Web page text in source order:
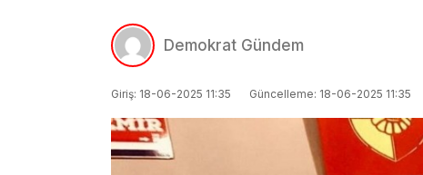
Demokrat Gündem
Giriş: 18-06-2025 11:35 Güncelleme: 18-06-2025 11:35